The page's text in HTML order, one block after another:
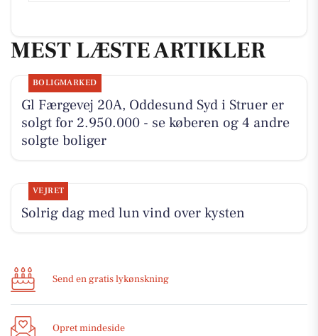
MEST LÆSTE ARTIKLER
BOLIGMARKED
Gl Færgevej 20A, Oddesund Syd i Struer er
solgt for 2.950.000 - se køberen og 4 andre
solgte boliger
VEJRET
Solrig dag med lun vind over kysten
Send en gratis lykønskning
Opret mindeside